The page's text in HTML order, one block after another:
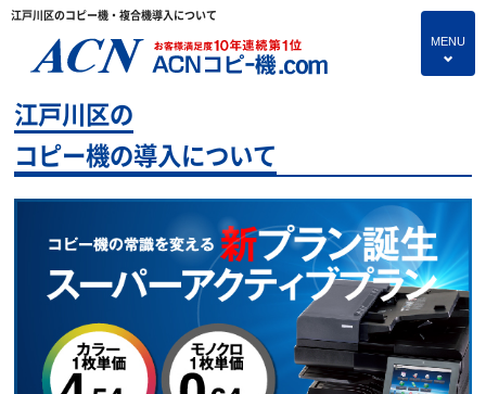
江戸川区のコピー機・複合機導入について
MENU
4
プランのご紹介
保守サービス
コピー機あれこれ
コピー機に関すること
よくあるご質問
独立・開業支援プラン
江戸川区の
コピー機の導入について